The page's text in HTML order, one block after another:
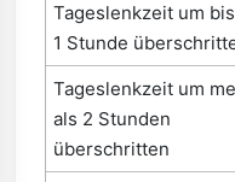
Tageslenkzeit um
1 Stunde
Tageslenkzeit um
als 2 Stunden
überschritten